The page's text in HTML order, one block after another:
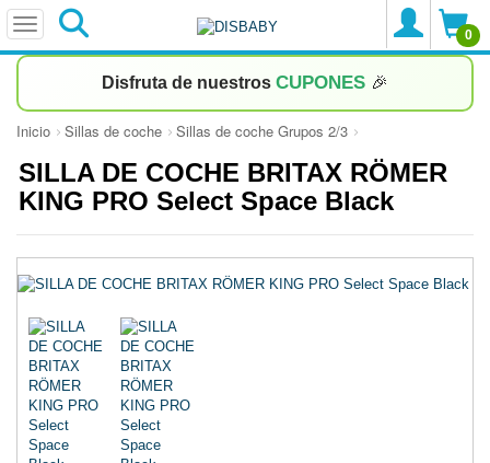
0
Disfruta de nuestros CUPONES 🎉
Inicio Sillas de coche Sillas de coche Grupos 2/3
SILLA DE COCHE BRITAX RÖMER
KING PRO Select Space Black